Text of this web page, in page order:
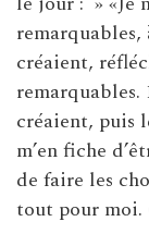
créaient,
créaient, puis
m’en fiche
de faire les
tout pour moi.